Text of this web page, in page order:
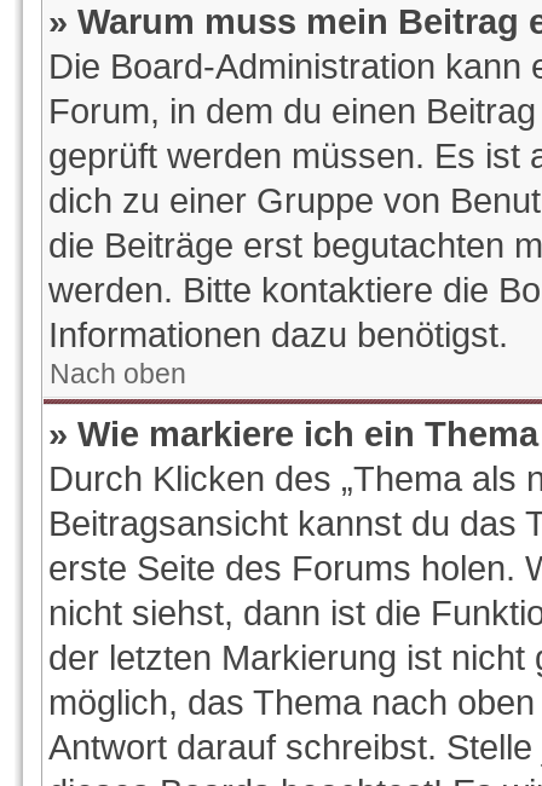
» Warum muss mein Beitrag
Die Board-Administration kann
Forum, in dem du einen
geprüft werden müssen. Es ist
dich zu einer Gruppe von
die Beiträge erst begutachten
werden. Bitte kontaktiere die
Informationen dazu benötigst.
Nach oben
» Wie markiere ich ein
Durch Klicken des „Thema als
Beitragsansicht kannst du das
erste Seite des Forums holen.
nicht siehst, dann ist die
der letzten Markierung ist
möglich, das Thema nach
Antwort darauf schreibst.